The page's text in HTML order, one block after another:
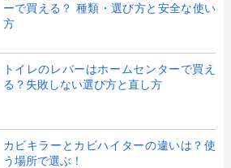
ーで買える？ 種類・選び方と安全な使い
方
トイレのレバーはホームセンターで買え
る？失敗しない選び方と直し方
カビキラーとカビハイターの違いは？使
う場所で選ぶ！